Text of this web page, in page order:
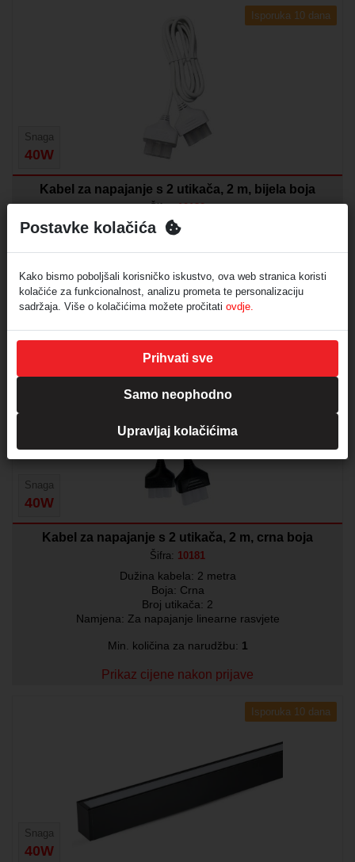
Snaga
40W
Isporuka 10 dana
Kabel za napajanje s 2 utikača, 2 m, bijela boja
Šifra:10182
Dužina kabela: 2 metra
Broj utikača: 2
Namjena: Za napajanje linearne rasvjete
Min. količina za narudžbu:1
Snaga
40W
Kabel za napajanje s 2 utikača, 2 m, crna boja
Šifra: 10181
Dužina kabela: 2 metra
Boja: Crna
Broj utikača: 2
Namjena: Za napajanje linearne rasvjete
Min. količina za narudžbu: 1
Prikaz cijene nakon prijave
Snaga
40W
Isporuka 10 dana
Postavke kolačića
Kako bismo poboljšali korisničko iskustvo, ova web stranica koristi
kolačiće za funkcionalnost, analizu prometa te personalizaciju
sadržaja. Više o kolačićima možete pročitati ovdje.
Prihvati sve
Samo neophodno
Upravljaj kolačićima